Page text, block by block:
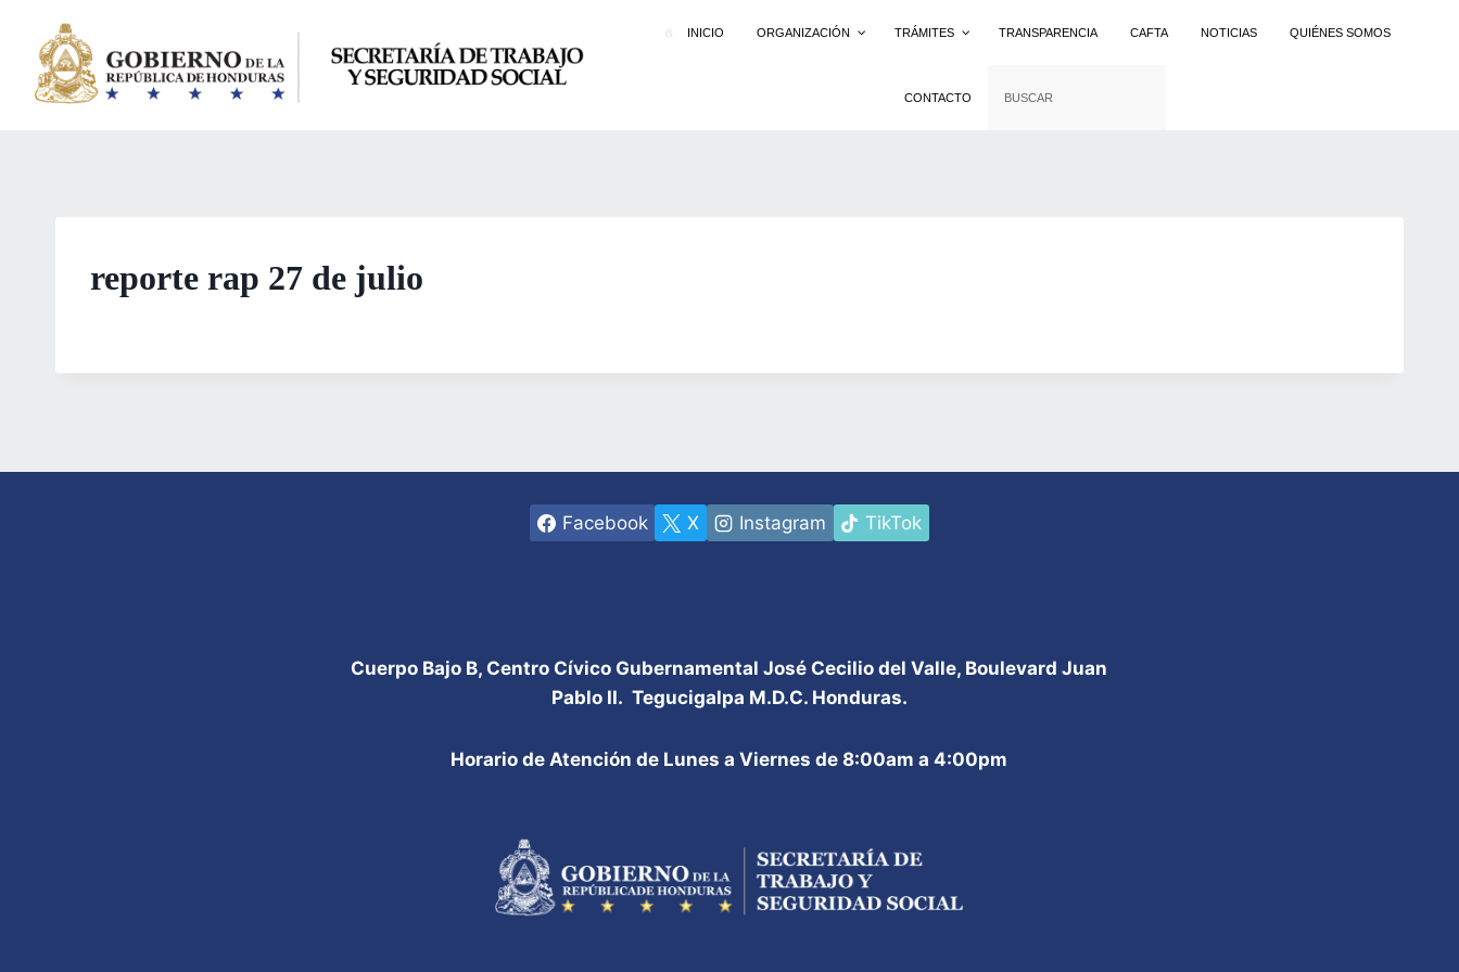
contenido
INICIO ORGANIZACIÓN TRÁMITES TRANSPARENCIA CAFTA NOTICIAS QUIÉNES SOMOS
CONTACTO
reporte rap 27 de julio
Facebook X Instagram TikTok
Cuerpo Bajo B, Centro Cívico Gubernamental José Cecilio del Valle, Boulevard Juan
Pablo II. Tegucigalpa M.D.C. Honduras.
Horario de Atención de Lunes a Viernes de 8:00am a 4:00pm